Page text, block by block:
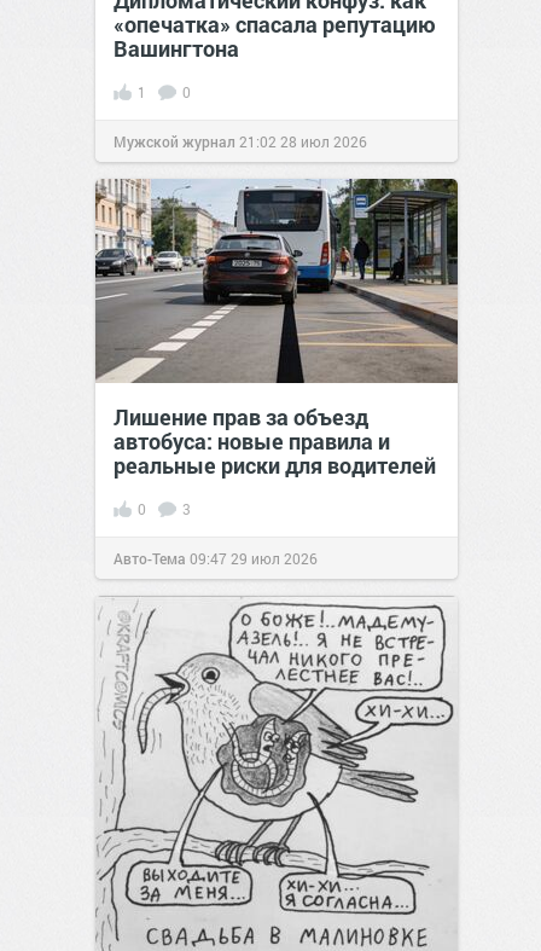
«опечатка» спасала репутацию
Вашингтона
1 0
Мужской журнал 21:02 28 июл 2026
Лишение прав за объезд
автобуса: новые правила и
реальные риски для водителей
0 3
Авто-Тема 09:47 29 июл 2026